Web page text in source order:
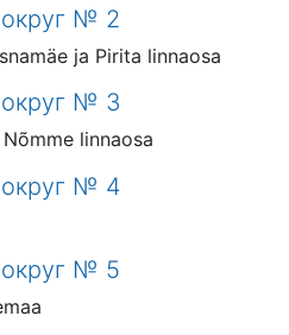
№ 2
ja Pirita linnaosa
№ 3
linnaosa
№ 4
№ 5